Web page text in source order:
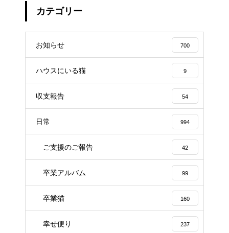
カテゴリー
お知らせ 700
ハウスにいる猫 9
収支報告 54
日常 994
ご支援のご報告 42
卒業アルバム 99
卒業猫 160
幸せ便り 237